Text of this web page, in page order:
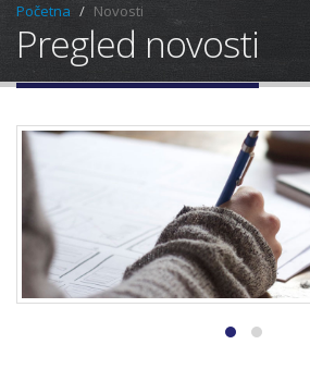
Početna Novosti
Pregled novosti